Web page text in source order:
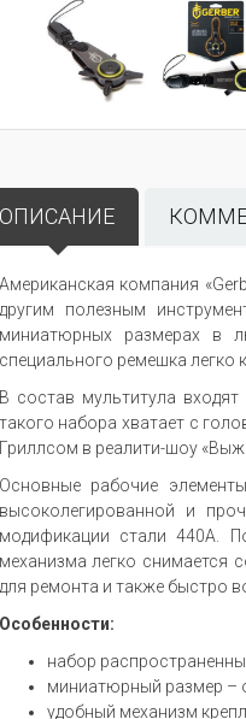
ОПИСАНИЕ
Американская компания
другим полезным
миниатюрных размерах в
специального ремешка легко
В состав мультитула
такого набора хватает с
Гриллсом в реалити-шоу
Основные рабочие
высоколегированной и
модификации стали 440А.
механизма легко снимается
для ремонта и также быстро
Особенности:
набор
миниатюрный размер –
удобный механизм